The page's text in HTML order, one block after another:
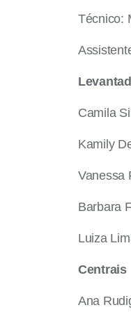
Técnico:
Camila
Kamily
Barbara
Luiza
Centrais
Ana